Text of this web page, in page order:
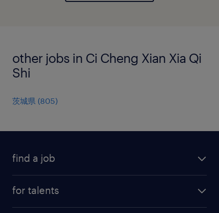
other jobs in Ci Cheng Xian Xia Qi
Shi
茨城県 (805)
find a job
for talents